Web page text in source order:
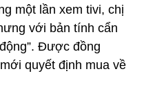
một lần xem tivi, chị
với bản tính cẩn
Được đồng
quyết định mua về